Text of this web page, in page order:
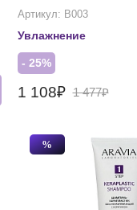
Артикул: В003
Увлажнение
- 25%
1 108₽ 1 477₽
%